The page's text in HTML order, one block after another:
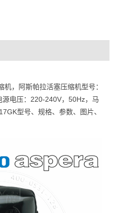
，阿斯帕拉活塞压缩机型号：
电压：220-240V，50Hz，马
型号、规格、参数、图片、